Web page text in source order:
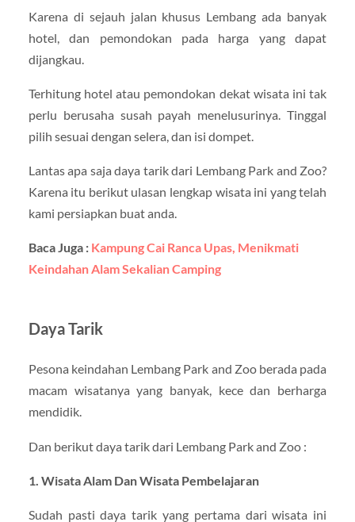
Karena di sejauh jalan khusus Lembang ada banyak
hotel, dan pemondokan pada harga yang dapat
dijangkau.
Terhitung hotel atau pemondokan dekat wisata ini tak
perlu berusaha susah payah menelusurinya. Tinggal
pilih sesuai dengan selera, dan isi dompet.
Lantas apa saja daya tarik dari Lembang Park and Zoo?
Karena itu berikut ulasan lengkap wisata ini yang telah
kami persiapkan buat anda.
Baca Juga : Kampung Cai Ranca Upas, Menikmati
Keindahan Alam Sekalian Camping
Daya Tarik
Pesona keindahan Lembang Park and Zoo berada pada
macam wisatanya yang banyak, kece dan berharga
mendidik.
Dan berikut daya tarik dari Lembang Park and Zoo :
1. Wisata Alam Dan Wisata Pembelajaran
Sudah pasti daya tarik yang pertama dari wisata ini